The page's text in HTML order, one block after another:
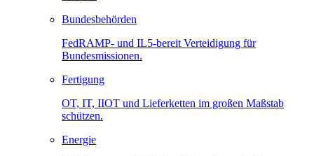
Bundesbehörden
FedRAMP- und IL5-bereit Verteidigung für
Bundesmissionen.
Fertigung
OT, IT, IIOT und Lieferketten im großen Maßstab
schützen.
Energie